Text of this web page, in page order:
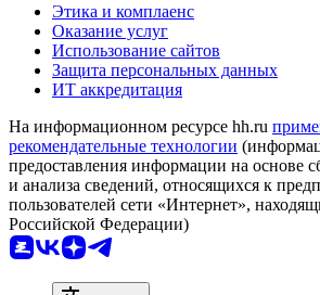
Этика и комплаенс
Оказание услуг
Использование сайтов
Защита персональных данных
ИТ аккредитация
На информационном ресурсе hh.ru
рекомендательные технологии
предоставления информации на основе
и анализа сведений, относящихся к
пользователей сети «Интернет»,
Российской Федерации)